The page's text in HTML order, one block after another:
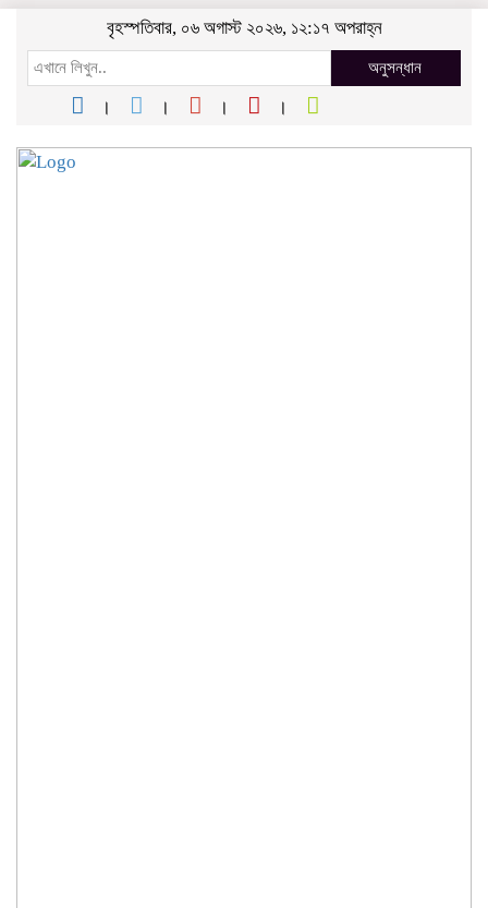
বৃহস্পতিবার, ০৬ অগাস্ট ২০২৬, ১২:১৭ অপরাহ্ন
অনুসন্ধান